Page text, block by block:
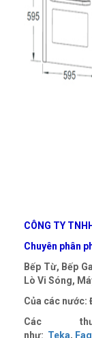
CÔNG TY
Chuyên phân
Bếp Từ, Bếp
Lò Vi Sóng,
Của các nước:
Các
như: Teka,